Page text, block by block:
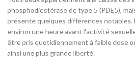
phosphodiestérase de type 5 (PDE5),
présente quelques différences notables.
environ une heure avant l'activité
être pris quotidiennement à faible dose
ainsi une plus grande liberté.